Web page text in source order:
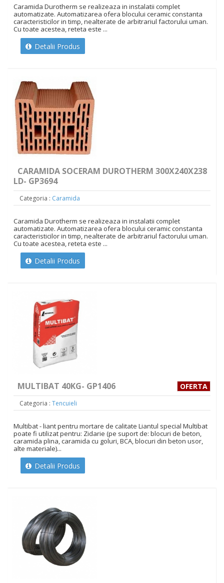
Caramida Durotherm se realizeaza in instalatii complet
automatizate. Automatizarea ofera blocului ceramic constanta
caracteristicilor in timp, nealterate de arbitrariul factorului uman.
Cu toate acestea, reteta este ...
Detalii Produs
CARAMIDA SOCERAM DUROTHERM 300X240X238
LD- GP3694
Categoria : Caramida
Caramida Durotherm se realizeaza in instalatii complet
automatizate. Automatizarea ofera blocului ceramic constanta
caracteristicilor in timp, nealterate de arbitrariul factorului uman.
Cu toate acestea, reteta este ...
Detalii Produs
OFERTA
MULTIBAT 40KG- GP1406
Categoria : Tencuieli
Multibat - liant pentru mortare de calitate Liantul special Multibat
poate fi utilizat pentru: Zidarie (pe suport de: blocuri de beton,
caramida plina, caramida cu goluri, BCA, blocuri din beton usor,
alte materiale)...
Detalii Produs